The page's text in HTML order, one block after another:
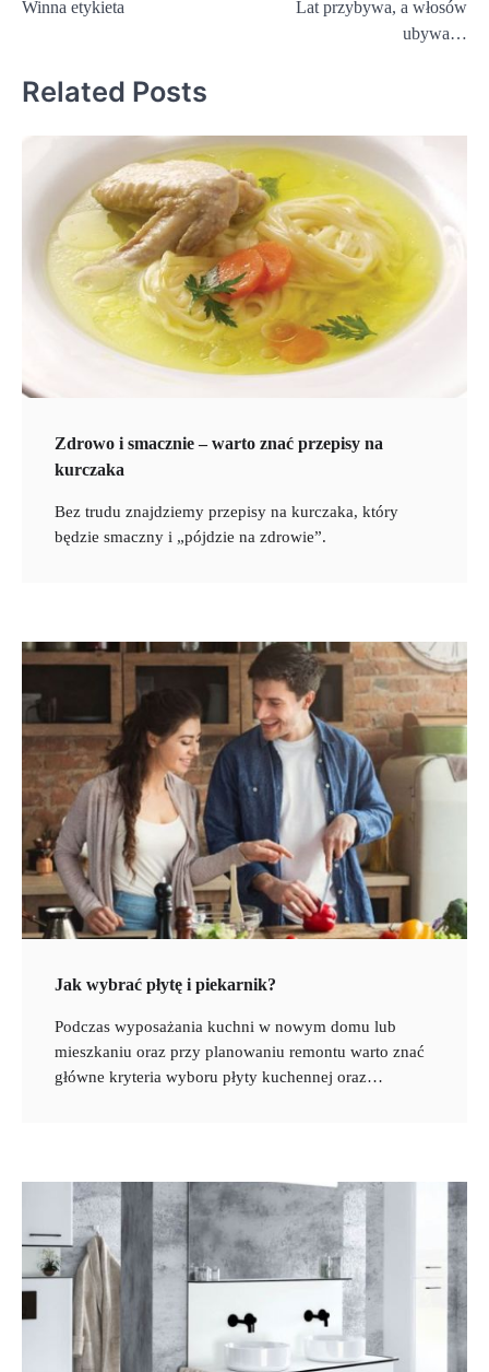
wpisu
Winna etykieta
Lat przybywa, a włosów
ubywa…
Related Posts
Zdrowo i smacznie – warto znać przepisy na
kurczaka
Bez trudu znajdziemy przepisy na kurczaka, który
będzie smaczny i „pójdzie na zdrowie”.
Jak wybrać płytę i piekarnik?
Podczas wyposażania kuchni w nowym domu lub
mieszkaniu oraz przy planowaniu remontu warto znać
główne kryteria wyboru płyty kuchennej oraz…